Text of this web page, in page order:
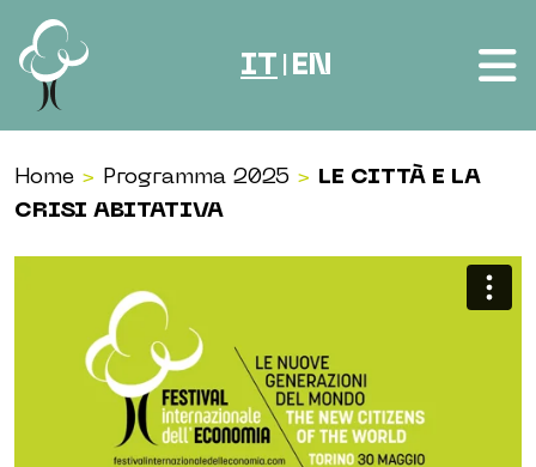
Vai al contenuto
IT EN
Home > Programma 2025 > LE CITTÀ E LA
CRISI ABITATIVA